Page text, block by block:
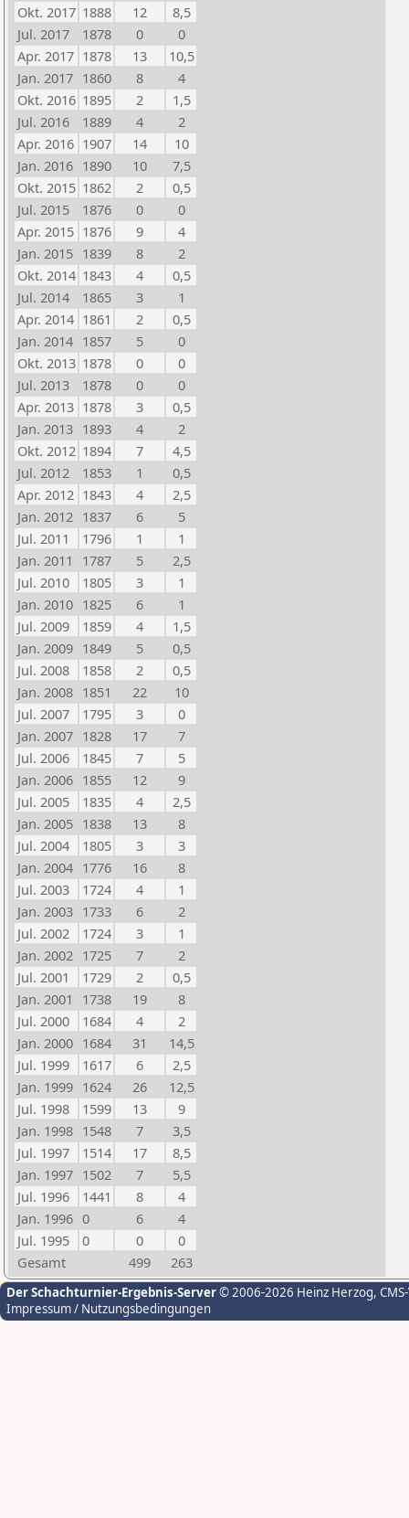
Okt. 2017 1888 12
8,5
Jul. 2017
1878 0
0
Apr. 2017 1878 13
10,5
Jan. 2017 1860 8
4
Okt. 2016 1895 2
1,5
Jul. 2016
1889 4
2
Apr. 2016 1907 14
10
Jan. 2016 1890 10
7,5
Okt. 2015 1862 2
0,5
Jul. 2015
1876 0
0
Apr. 2015 1876 9
4
Jan. 2015 1839 8
2
Okt. 2014 1843 4
0,5
Jul. 2014
1865 3
1
Apr. 2014 1861 2
0,5
Jan. 2014 1857 5
0
Okt. 2013 1878 0
0
Jul. 2013
1878 0
0
Apr. 2013 1878 3
0,5
Jan. 2013 1893 4
2
Okt. 2012 1894 7
4,5
Jul. 2012
1853 1
0,5
Apr. 2012 1843 4
2,5
Jan. 2012 1837 6
5
Jul. 2011
1796 1
1
Jan. 2011
1787 5
2,5
Jul. 2010
1805 3
1
Jan. 2010 1825 6
1
Jul. 2009
1859 4
1,5
Jan. 2009 1849 5
0,5
Jul. 2008
1858 2
0,5
Jan. 2008 1851 22
10
Jul. 2007
1795 3
0
Jan. 2007 1828 17
7
Jul. 2006
1845 7
5
Jan. 2006 1855 12
9
Jul. 2005
1835 4
2,5
Jan. 2005 1838 13
8
Jul. 2004
1805 3
3
Jan. 2004 1776 16
8
Jul. 2003
1724 4
1
Jan. 2003 1733 6
2
Jul. 2002
1724 3
1
Jan. 2002 1725 7
2
Jul. 2001
1729 2
0,5
Jan. 2001
1738 19
8
Jul. 2000
1684 4
2
Jan. 2000 1684 31
14,5
Jul. 1999
1617 6
2,5
Jan. 1999 1624 26
12,5
Jul. 1998
1599 13
9
Jan. 1998 1548 7
3,5
Jul. 1997
1514 17
8,5
Jan. 1997 1502 7
5,5
Jul. 1996
1441 8
4
Jan. 1996 0 6
4
Jul. 1995
0 0
0
Gesamt
499 263
Der Schachturnier-Ergebnis-Server© 2006-2026 Heinz Herzog,
Impressum / Nutzungsbedingungen